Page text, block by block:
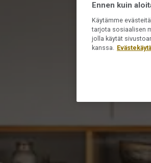
Ennen kuin
Käytämme
tarjota sosiaalisen
jolla käytät
kanssa.